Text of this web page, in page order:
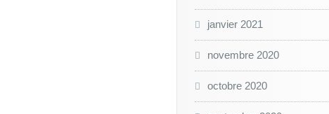
janvier 2021
novembre 2020
octobre 2020